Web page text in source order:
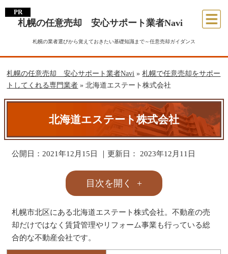
札幌の任意売却 安心サポート業者Navi
札幌の業者選びから覚えておきたい基礎知識まで～任意売却ガイダンス
札幌の任意売却 安心サポート業者Navi »札幌で任意売却をサポー
トしてくれる専門業者 »北海道エステート株式会社
北海道エステート株式会社
公開日： 2021年12月15日 ｜更新日： 2023年12月11日
目次を開く
札幌市北区にある北海道エステート株式会社。不動産の売
却だけではなく賃貸管理やリフォーム事業も行っている総
合的な不動産会社です。